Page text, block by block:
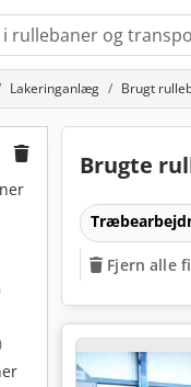
Lakeringanlæg Brugt
Brugte
Fjern alle